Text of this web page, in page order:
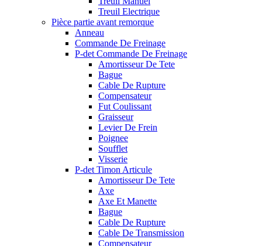
Treuil Electrique
Pièce partie avant remorque
Anneau
Commande De Freinage
P-det Commande De Freinage
Amortisseur De Tete
Bague
Cable De Rupture
Compensateur
Fut Coulissant
Graisseur
Levier De Frein
Poignee
Soufflet
Visserie
P-det Timon Articule
Amortisseur De Tete
Axe
Axe Et Manette
Bague
Cable De Rupture
Cable De Transmission
Compensateur